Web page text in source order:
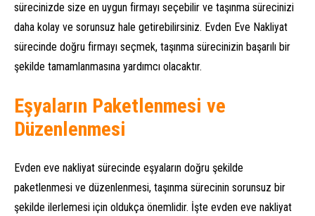
sürecinizde size en uygun firmayı seçebilir ve taşınma sürecinizi
daha kolay ve sorunsuz hale getirebilirsiniz. Evden Eve Nakliyat
sürecinde doğru firmayı seçmek, taşınma sürecinizin başarılı bir
şekilde tamamlanmasına yardımcı olacaktır.
Eşyaların Paketlenmesi ve
Düzenlenmesi
Evden eve nakliyat sürecinde eşyaların doğru şekilde
paketlenmesi ve düzenlenmesi, taşınma sürecinin sorunsuz bir
şekilde ilerlemesi için oldukça önemlidir. İşte evden eve nakliyat